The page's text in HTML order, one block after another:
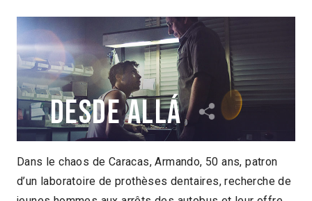
Desde allá
Lorenzo Vigas Venezuela 2015
1h33
2016 > Découvertes Fiction
Dans le chaos de Caracas, Armando, 50 ans, patron
d’un laboratoire de prothèses dentaires, recherche de